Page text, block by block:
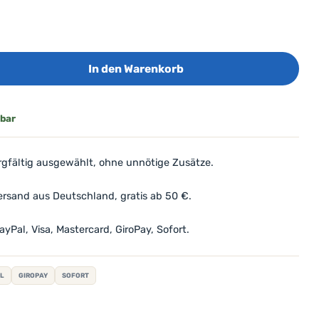
In den Warenkorb
ausgewählt, ohne unnötige Zusätze.
aus Deutschland, gratis ab 50 €.
Visa, Mastercard, GiroPay, Sofort.
GIROPAY SOFORT